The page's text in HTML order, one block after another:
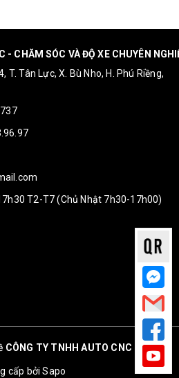
- CHĂM SÓC VÀ ĐỘ XE CHUYÊN
T. Tân Lực, X. Bù Nho, H. Phú Riềng,
T2-T7 (Chủ Nhật 7h30-17h00)
CÔNG TY TNHH AUTO CNC
cấp bởiSapo